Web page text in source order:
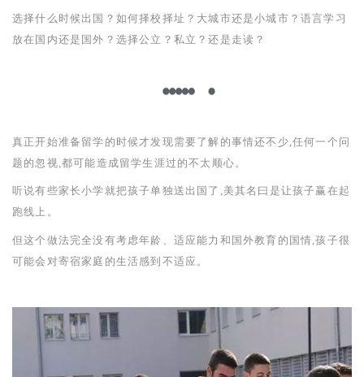
选择什么时候出国？如何择校择址？大城市还是小城市？语言学习
放在国内还是国外？选择公立？私立？还是走读？
真正开始准备留学的时候才发现需要了解的事情还不少,任何一个问
题的忽视,都可能造成留学生涯过的不太顺心。
听说有些家长小学就把孩子单独送出国了,美其名曰是让孩子赢在起
跑线上。
但这个做法完全没有考虑年龄、适应能力和国外教育的国情,孩子很
可能会对寄宿家庭的生活感到不适应。